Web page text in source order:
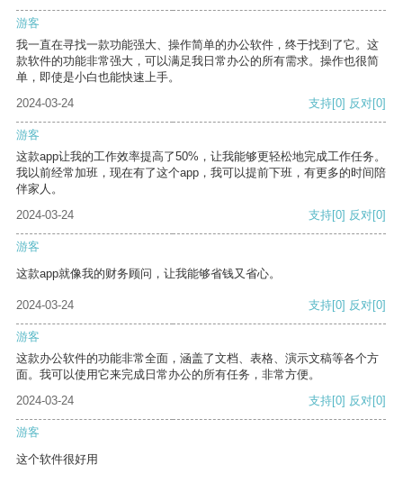
游客
我一直在寻找一款功能强大、操作简单的办公软件，终于找到了它。这
款软件的功能非常强大，可以满足我日常办公的所有需求。操作也很简
单，即使是小白也能快速上手。
2024-03-24
支持[0] 反对[0]
游客
这款app让我的工作效率提高了50%，让我能够更轻松地完成工作任务。
我以前经常加班，现在有了这个app，我可以提前下班，有更多的时间陪
伴家人。
2024-03-24
支持[0] 反对[0]
游客
这款app就像我的财务顾问，让我能够省钱又省心。
2024-03-24 支持[0] 反对[0]
游客
这款办公软件的功能非常全面，涵盖了文档、表格、演示文稿等各个方
面。我可以使用它来完成日常办公的所有任务，非常方便。
2024-03-24
支持[0] 反对[0]
游客
这个软件很好用